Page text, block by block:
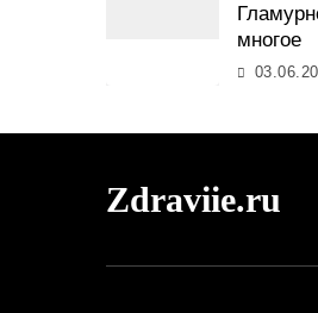
многое
Zdraviie.ru